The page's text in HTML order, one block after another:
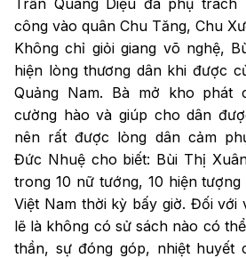
Trần Quang Diệu đã phụ
công vào quân Chu Tăng, Chu
Không chỉ giỏi giang võ nghệ,
hiện lòng thương dân khi được
Quảng Nam. Bà mở kho phát
cường hào và giúp cho dân
nên rất được lòng dân cảm
Đức Nhuệ cho biết: Bùi Thị
trong 10 nữ tướng, 10 hiện
Việt Nam thời kỳ bấy giờ. Đối
lẽ là không có sử sách nào có
thần, sự đóng góp, nhiệt huyết